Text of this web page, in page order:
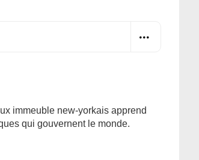
immeuble new-yorkais apprend
qui gouvernent le monde.